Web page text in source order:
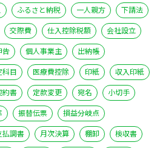
ふるさと納税 一人親方
下請法
交際費 仕入控除税額
会社設立
告 個人事業主
出納帳
科目 医療費控除 印紙
収入印紙
約書 定款変更 宛名
小切手
振替伝票
損益分岐点
払調書 月次決算 棚卸
検収書